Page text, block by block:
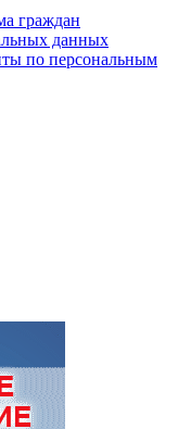
граждан
данных
по персональным